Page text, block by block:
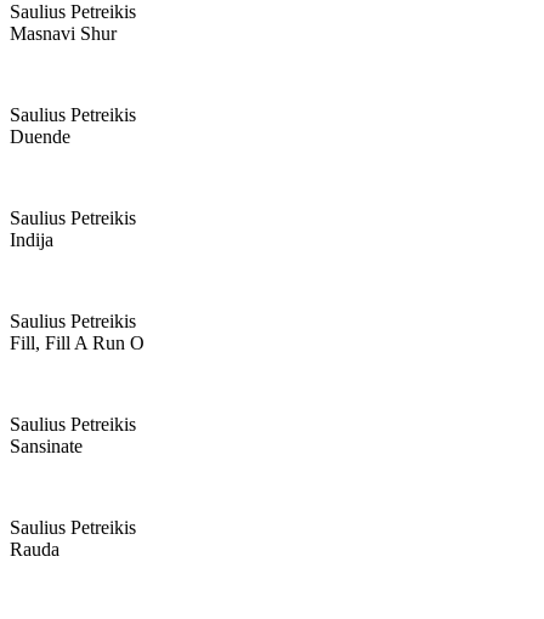
Saulius Petreikis
Masnavi Shur
Saulius Petreikis
Duende
Saulius Petreikis
Indija
Saulius Petreikis
Fill, Fill A Run O
Saulius Petreikis
Sansinate
Saulius Petreikis
Rauda